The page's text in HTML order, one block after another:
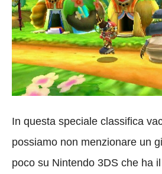
In questa speciale classifica
possiamo non menzionare un
poco su Nintendo 3DS che ha